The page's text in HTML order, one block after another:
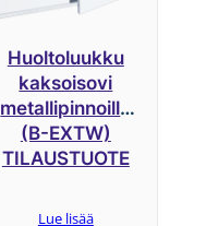
Huoltoluukku
kaksoisovi
metallipinnoilla
(B-EXTW)
TILAUSTUOTE
Lue lisää